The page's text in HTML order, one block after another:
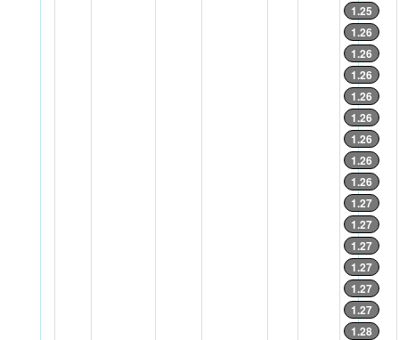
1.25
1.26
1.26
1.26
1.26
1.26
1.26
1.26
1.26
1.27
1.27
1.27
1.27
1.27
1.27
1.28